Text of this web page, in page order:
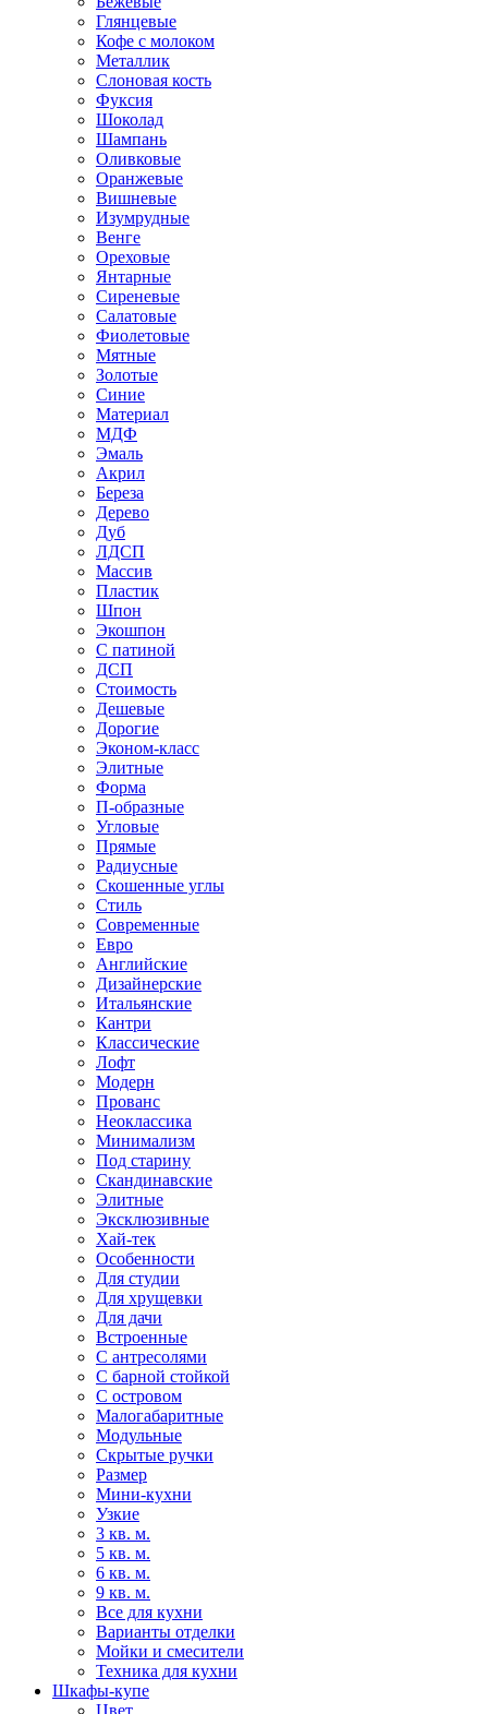
Глянцевые
Кофе с молоком
Металлик
Слоновая кость
Фуксия
Шоколад
Шампань
Оливковые
Оранжевые
Вишневые
Изумрудные
Венге
Ореховые
Янтарные
Сиреневые
Салатовые
Фиолетовые
Мятные
Золотые
Синие
Материал
МДФ
Эмаль
Акрил
Береза
Дерево
Дуб
ЛДСП
Массив
Пластик
Шпон
Экошпон
С патиной
ДСП
Стоимость
Дешевые
Дорогие
Эконом-класс
Элитные
Форма
П-образные
Угловые
Прямые
Радиусные
Скошенные углы
Стиль
Современные
Евро
Английские
Дизайнерские
Итальянские
Кантри
Классические
Лофт
Модерн
Прованс
Неоклассика
Минимализм
Под старину
Скандинавские
Элитные
Эксклюзивные
Хай-тек
Особенности
Для студии
Для хрущевки
Для дачи
Встроенные
С антресолями
С барной стойкой
С островом
Малогабаритные
Модульные
Скрытые ручки
Размер
Мини-кухни
Узкие
3 кв. м.
5 кв. м.
6 кв. м.
9 кв. м.
Все для кухни
Варианты отделки
Мойки и смесители
Техника для кухни
Шкафы-купе
Цвет